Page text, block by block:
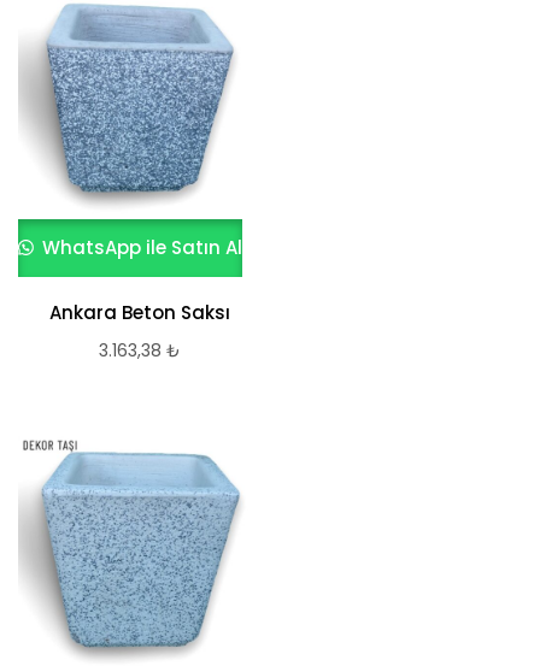
WhatsApp ile Satın Al
Ankara Beton Saksı
3.163,38 ₺